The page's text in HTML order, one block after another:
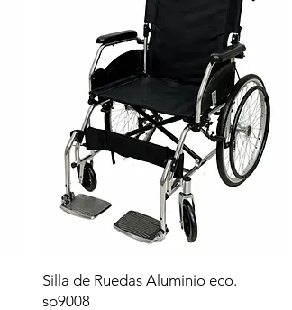
Silla de Ruedas Aluminio eco.
sp9008